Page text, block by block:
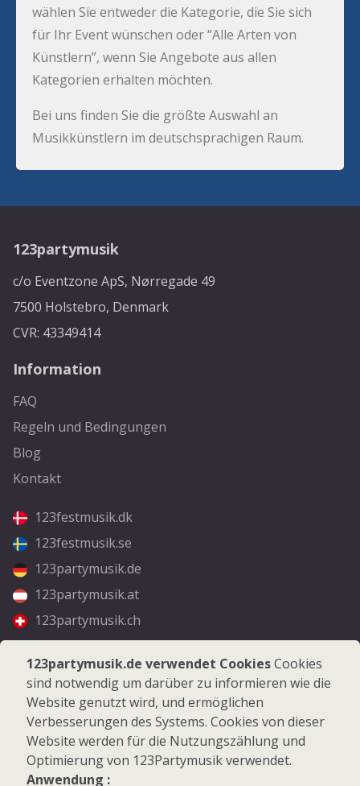
wählen Sie entweder die Kategorie, die Sie sich
für Ihr Event wünschen oder “Alle Arten von
Künstlern”, wenn Sie Angebote aus allen
Kategorien erhalten möchten.
Bei uns finden Sie die größte Auswahl an
Musikkünstlern im deutschsprachigen Raum.
123partymusik
c/o Eventzone ApS, Nørregade 49
7500 Holstebro, Denmark
CVR: 43349414
Information
FAQ
Regeln und Bedingungen
Blog
Kontakt
123festmusik.dk
123festmusik.se
123partymusik.de
123partymusik.at
123partymusik.ch
Folgen Sie uns
Facebook
Instagram
123partymusik.de verwendet CookiesCookies
sind notwendig um darüber zu informieren wie die
Website genutzt wird, und ermöglichen
Verbesserungen des Systems. Cookies von dieser
Website werden für die Nutzungszählung und
Optimierung von 123Partymusik verwendet.
Anwendung :